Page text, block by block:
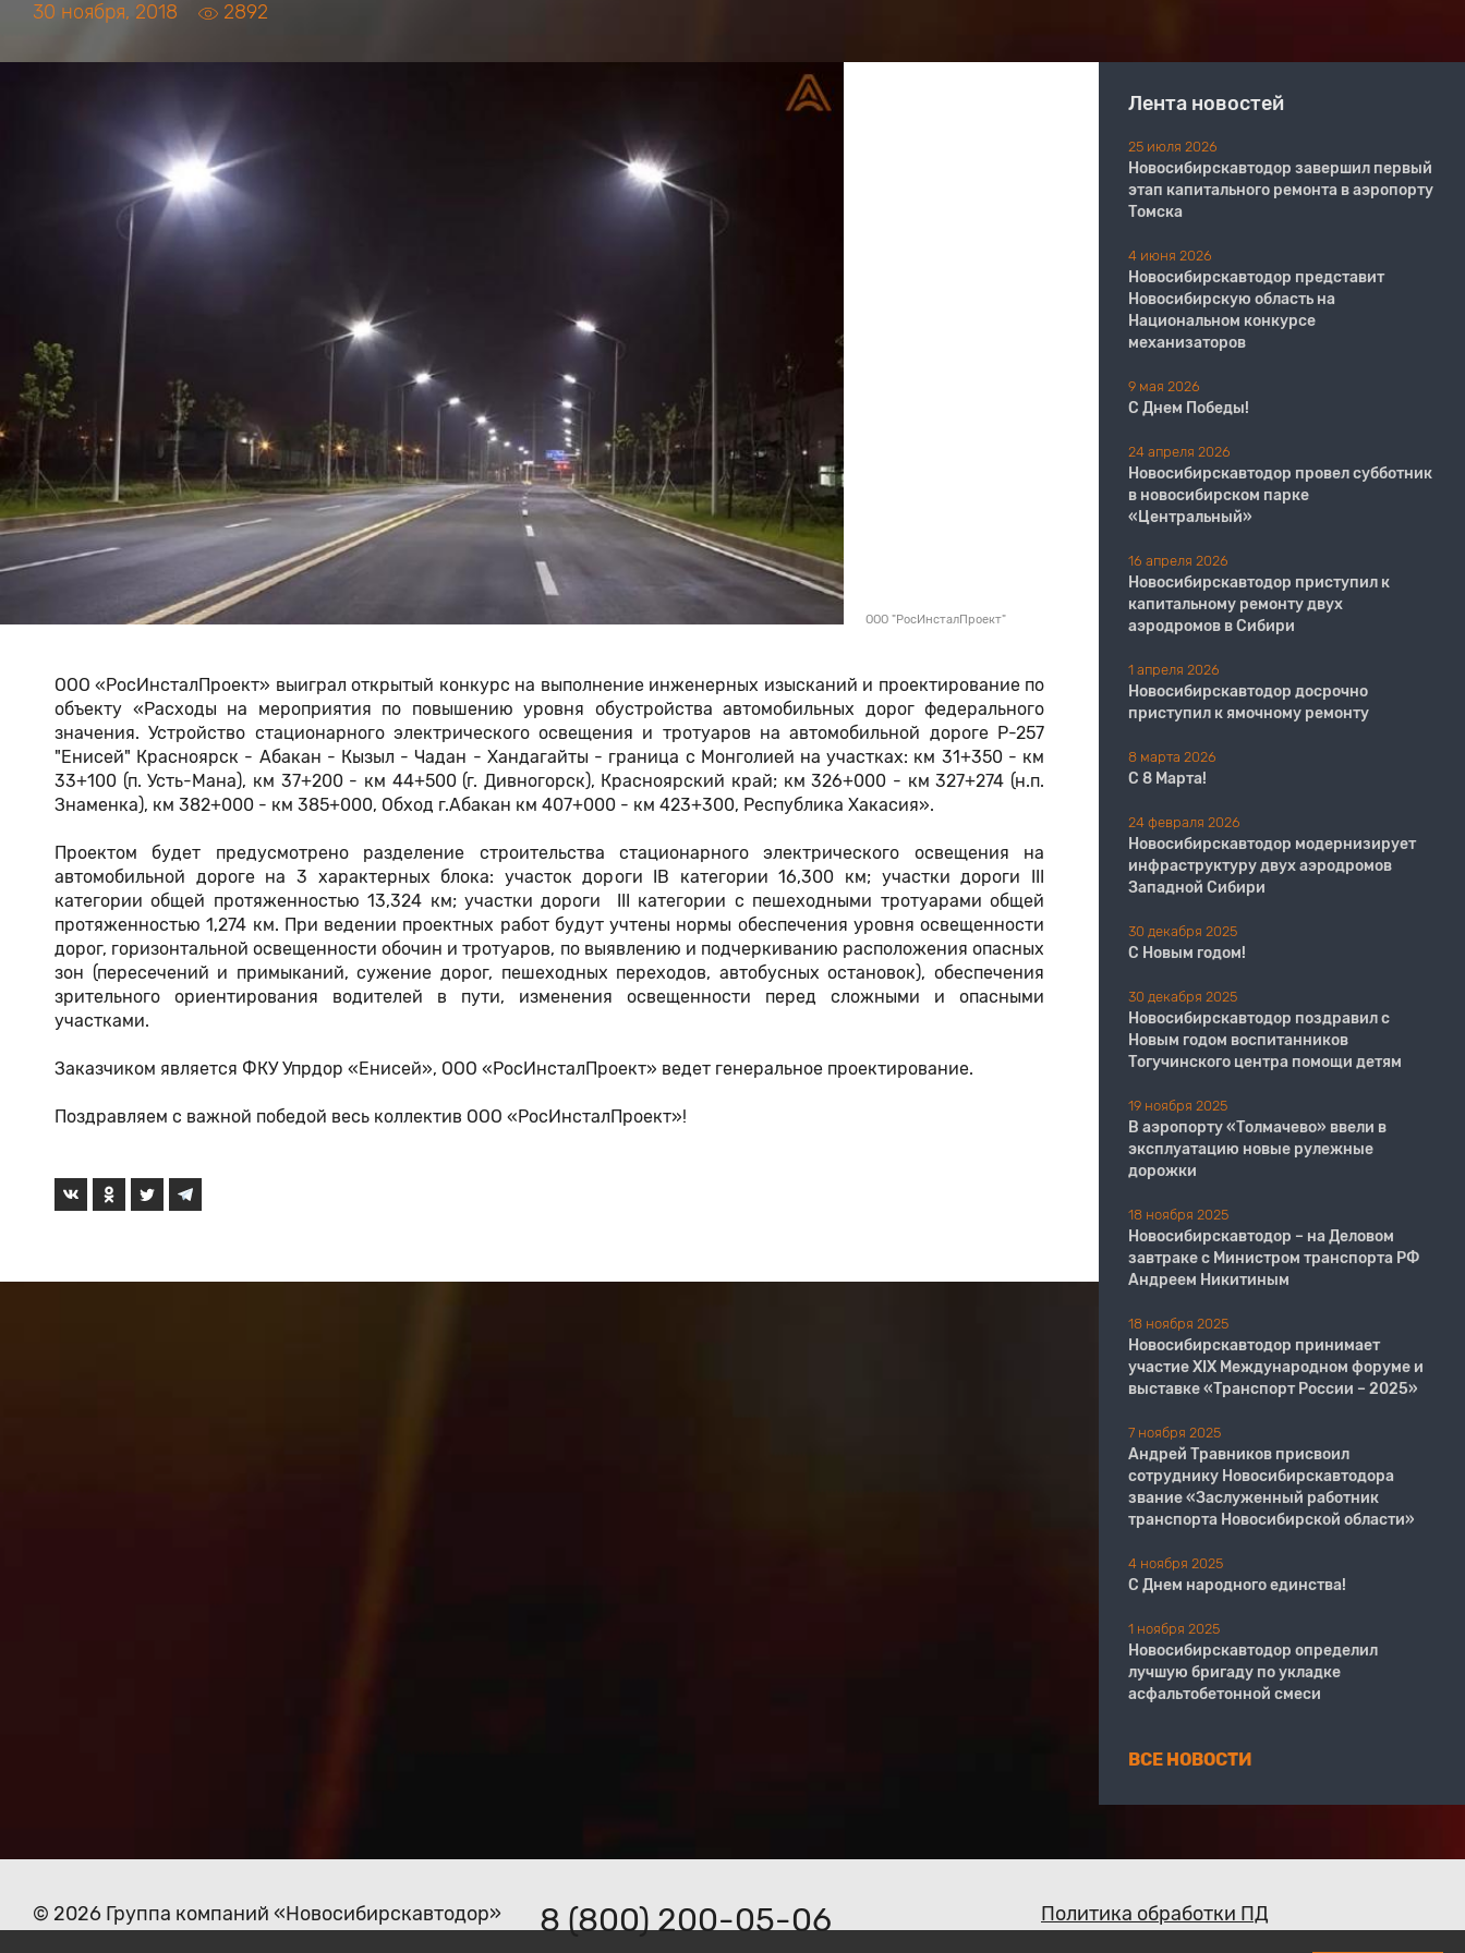
30 ноября, 2018 2892
ООО "РосИнсталПроект"
ООО «РосИнсталПроект» выиграл открытый конкурс на выполнение инженерных изысканий и проектирование по
объекту «Расходы на мероприятия по повышению уровня обустройства автомобильных дорог федерального
значения. Устройство стационарного электрического освещения и тротуаров на автомобильной дороге Р-257
"Енисей" Красноярск - Абакан - Кызыл - Чадан - Хандагайты - граница с Монголией на участках: км 31+350 - км
33+100 (п. Усть-Мана), км 37+200 - км 44+500 (г. Дивногорск), Красноярский край; км 326+000 - км 327+274 (н.п.
Знаменка), км 382+000 - км 385+000, Обход г.Абакан км 407+000 - км 423+300, Республика Хакасия».
Проектом будет предусмотрено разделение строительства стационарного электрического освещения на
автомобильной дороге на 3 характерных блока: участок дороги IB категории 16,300 км; участки дороги III
категории общей протяженностью 13,324 км; участки дороги III категории с пешеходными тротуарами общей
протяженностью 1,274 км. При ведении проектных работ будут учтены нормы обеспечения уровня освещенности
дорог, горизонтальной освещенности обочин и тротуаров, по выявлению и подчеркиванию расположения опасных
зон (пересечений и примыканий, сужение дорог, пешеходных переходов, автобусных остановок), обеспечения
зрительного ориентирования водителей в пути, изменения освещенности перед сложными и опасными
участками.
Заказчиком является ФКУ Упрдор «Енисей», ООО «РосИнсталПроект» ведет генеральное проектирование.
Поздравляем с важной победой весь коллектив ООО «РосИнсталПроект»!
Лента новостей
25 июля 2026
Новосибирскавтодор завершил первый
этап капитального ремонта в аэропорту
Томска
4 июня 2026
Новосибирскавтодор представит
Новосибирскую область на
Национальном конкурсе
механизаторов
9 мая 2026
С Днем Победы!
24 апреля 2026
Новосибирскавтодор провел субботник
в новосибирском парке
«Центральный»
16 апреля 2026
Новосибирскавтодор приступил к
капитальному ремонту двух
аэродромов в Сибири
1 апреля 2026
Новосибирскавтодор досрочно
приступил к ямочному ремонту
8 марта 2026
С 8 Марта!
24 февраля 2026
Новосибирскавтодор модернизирует
инфраструктуру двух аэродромов
Западной Сибири
30 декабря 2025
С Новым годом!
30 декабря 2025
Новосибирскавтодор поздравил с
Новым годом воспитанников
Тогучинского центра помощи детям
19 ноября 2025
В аэропорту «Толмачево» ввели в
эксплуатацию новые рулежные
дорожки
18 ноября 2025
Новосибирскавтодор – на Деловом
завтраке с Министром транспорта РФ
Андреем Никитиным
18 ноября 2025
Новосибирскавтодор принимает
участие XIX Международном форуме и
выставке «Транспорт России – 2025»
7 ноября 2025
Андрей Травников присвоил
сотруднику Новосибирскавтодора
звание «Заслуженный работник
транспорта Новосибирской области»
4 ноября 2025
С Днем народного единства!
1 ноября 2025
Новосибирскавтодор определил
лучшую бригаду по укладке
асфальтобетонной смеси
ВСЕ НОВОСТИ
© 2026 Группа компаний «Новосибирскавтодор» 8 (800) 200-05-06 Политика обработки ПД